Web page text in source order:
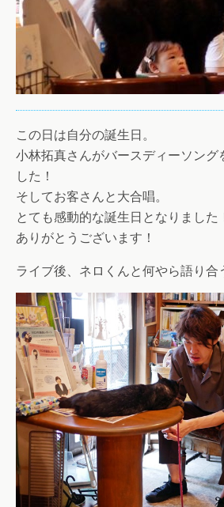
この日は自分の誕生日。
小林拓真さんがバースディーソング
した！
そしてお客さんと大合唱。
とても感動的な誕生日となりました
ありがとうございます！
ライブ後、ネロくんと何やら語り合